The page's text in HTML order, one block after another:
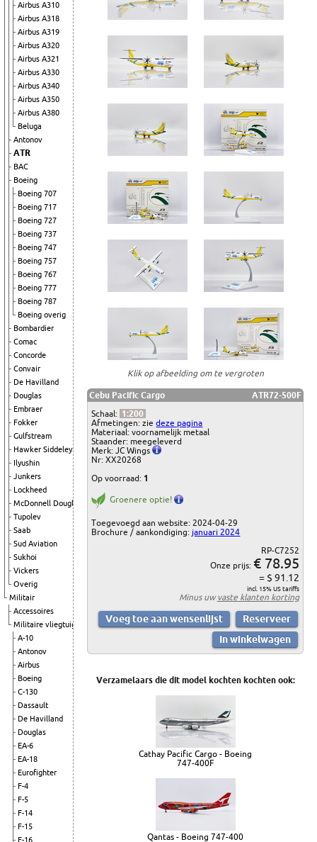
Airbus A310
Airbus A318
Airbus A319
Airbus A320
Airbus A321
Airbus A330
Airbus A340
Airbus A350
Airbus A380
Beluga
Antonov
ATR
BAC
Boeing
Boeing 707
Boeing 717
Boeing 727
Boeing 737
Boeing 747
Boeing 757
Boeing 767
Boeing 777
Boeing 787
Boeing overig
Bombardier
Comac
Concorde
Convair
De Havilland
Douglas
Embraer
Fokker
Gulfstream
Hawker Siddeley
Ilyushin
Junkers
Lockheed
McDonnell Douglas
Tupolev
Saab
Sud Aviation
Sukhoi
Vickers
Overig
Militair
Accessoires
Militaire vliegtuigen
A-10
Antonov
Airbus
Boeing
C-130
Dassault
De Havilland
Douglas
EA-6
EA-18
Eurofighter
F-4
F-5
F-14
F-15
F-16
Klik op afbeelding om te vergroten
Cebu Pacific Cargo
ATR72-500F
Schaal: 1:200
Afmetingen: ziedeze pagina
Materiaal: voornamelijk metaal
Staander: meegeleverd
Merk: JC Wings
Nr: XX20268
Op voorraad: 1
Groenere optie!
Toegevoegd aan website: 2024-04-29
Brochure / aankondiging: januari 2024
RP-C7252
Onze prijs: € 78.95
= $ 91.12
incl. 15% US tariffs
Minus uwvaste klanten korting
Verzamelaars die dit model kochten kochten ook:
Cathay Pacific Cargo - Boeing
747-400F
Qantas - Boeing 747-400